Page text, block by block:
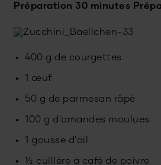
Préparation 30 minutes
400 g de courgettes
1 œuf
50 g de parmesan râpé
100 g d'amandes moulues
1 gousse d'ail
½ cuillère à café de poivre